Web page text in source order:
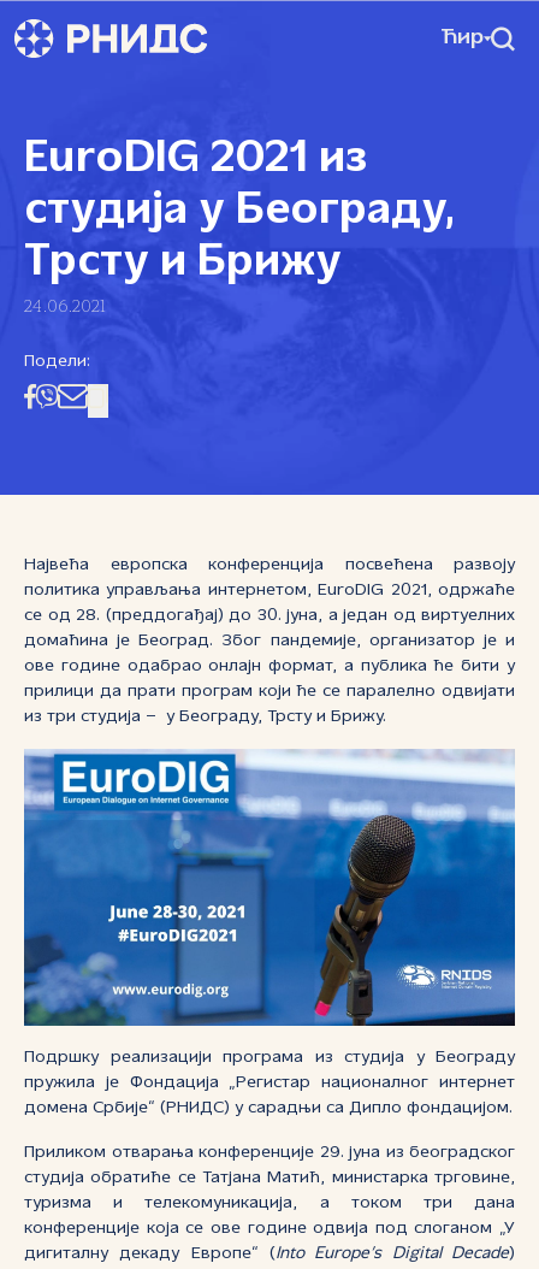
Ћир
EuroDIG 2021 из
студија у Београду,
Трсту и Брижу
24.06.2021
Подели:
Највећа европска конференција посвећена развоју
политика управљања интернетом, EuroDIG 2021, одржаће
се од 28. (преддогађај) до 30. јуна, а један од виртуелних
домаћина је Београд. Због пандемије, организатор је и
ове године одабрао онлајн формат, а публика ће бити у
прилици да прати програм који ће се паралелно одвијати
из три студија – у Београду, Трсту и Брижу.
Подршку реализацији програма из студија у Београду
пружила је Фондација „Регистар националног интернет
домена Србије“ (РНИДС) у сарадњи са Дипло фондацијом.
Приликом отварања конференције 29. јуна из београдског
студија обратиће се Татјана Матић, министарка трговине,
туризма и телекомуникација, а током три дана
конференције која се ове године одвија под слоганом „У
дигиталну декаду Европе“ (Into Europe’s Digital Decade)